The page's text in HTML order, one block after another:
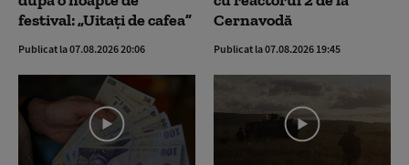
festival: „Uitați de cafea”
Publicat la 07.08.2026 20:06
Cernavodă
Publicat la 07.08.2026 19:45